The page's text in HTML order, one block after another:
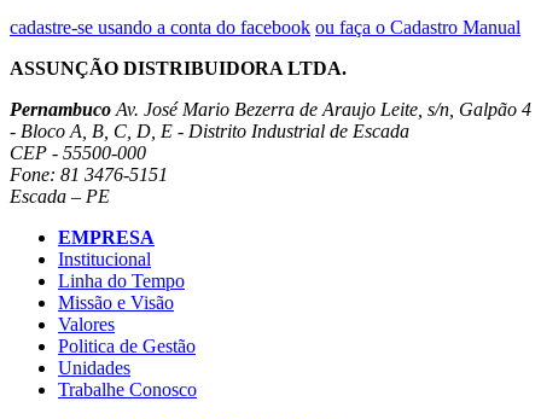
cadastre-se usando a conta do facebook ou faça o Cadastro Manual
ASSUNÇÃO DISTRIBUIDORA LTDA.
Pernambuco Av. José Mario Bezerra de Araujo Leite, s/n, Galpão 4
- Bloco A, B, C, D, E - Distrito Industrial de Escada
CEP - 55500-000
Fone: 81 3476-5151
Escada – PE
EMPRESA
Institucional
Linha do Tempo
Missão e Visão
Valores
Politica de Gestão
Unidades
Trabalhe Conosco